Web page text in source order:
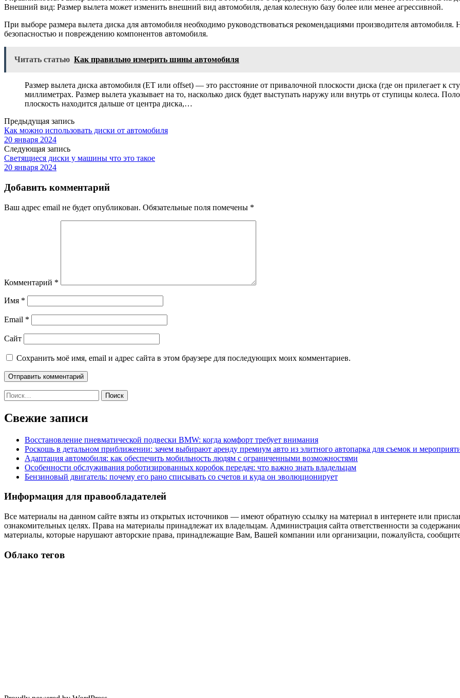
Внешний вид: Размер вылета может изменить внешний вид автомобиля, делая колесную базу более или менее агрессивной.
При выборе размера вылета диска для автомобиля необходимо руководствоваться рекомендациями производителя
безопасностью и повреждению компонентов автомобиля.
Читать статью Как правильно измерить шины автомобиля
Размер вылета диска автомобиля (ET или offset) — это расстояние от привалочной плоскости диска (где он прилегает к
миллиметрах. Размер вылета указывает на то, насколько диск будет выступать наружу или внутрь от ступицы колеса.
плоскость находится дальше от центра диска,…
Предыдущая запись
Как можно использовать диски от автомобиля
20 января 2024
Следующая запись
Светящиеся диски у машины что это такое
20 января 2024
Добавить комментарий
Ваш адрес email не будет опубликован. Обязательные поля помечены *
Комментарий *
Имя *
Email *
Сайт
Сохранить моё имя, email и адрес сайта в этом браузере для последующих моих комментариев.
Найти:
Свежие записи
Восстановление пневматической подвески BMW: когда комфорт требует внимания
Роскошь в детальном приближении: зачем выбирают аренду премиум авто из элитного автопарка для съемок и
Адаптация автомобиля: как обеспечить мобильность людям с ограниченными возможностями
Особенности обслуживания роботизированных коробок передач: что важно знать владельцам
Бензиновый двигатель: почему его рано списывать со счетов и куда он эволюционирует
Информация для правообладателей
Все материалы на данном сайте взяты из открытых источников — имеют обратную ссылку на материал в интернете или
ознакомительных целях. Права на материалы принадлежат их владельцам. Администрация сайта ответственности за
материалы, которые нарушают авторские права, принадлежащие Вам, Вашей компании или организации, пожалуйста,
Облако тегов